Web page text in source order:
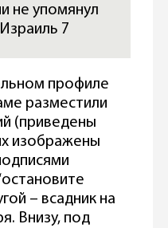
не упомянул
7
профиле
разместили
(приведены
изображены
– всадник на
Внизу, под